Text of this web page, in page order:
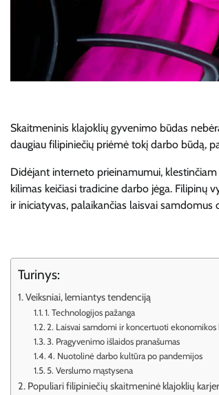
Skaitmeninis klajoklių gyvenimo būdas
daugiau filipiniečių priėmė tokį darbo būdą,
Didėjant interneto prieinamumui,
kilimas keičiasi tradicine darbo jėga.
ir iniciatyvas, palaikančias laisvai
Turinys:
Veiksniai, lemiantys tendenciją
1. Technologijos pažanga
2. Laisvai samdomi ir koncertuoti ekonomikos
3. Pragyvenimo išlaidos pranašumas
4. Nuotolinė darbo kultūra po pandemijos
5. Verslumo mąstysena
Populiari filipiniečių skaitmeninė klajoklių